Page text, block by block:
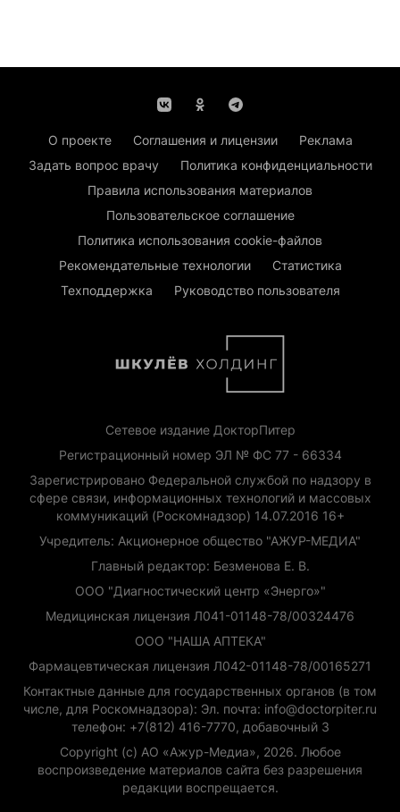
О проекте Соглашения и лицензии
Реклама
Задать вопрос врачу
Политика конфиденциальности
Правила использования материалов
Пользовательское соглашение
Политика использования cookie-файлов
Рекомендательные технологии
Статистика
Техподдержка
Руководство пользователя
Сетевое издание ДокторПитер
Регистрационный номер ЭЛ № ФС 77 - 66334
Зарегистрировано Федеральной службой по надзору в
сфере связи, информационных технологий и массовых
коммуникаций (Роскомнадзор) 14.07.2016 16+
Учредитель: Акционерное общество "АЖУР-МЕДИА"
Главный редактор: Безменова Е. В.
ООО "Диагностический центр «Энерго»"
Медицинская лицензия Л041-01148-78/00324476
ООО "НАША АПТЕКА"
Фармацевтическая лицензия Л042-01148-78/00165271
Контактные данные для государственных органов (в том
числе, для Роскомнадзора): Эл. почта: info@doctorpiter.ru
телефон: +7(812) 416-7770, добавочный 3
Copyright (с) АО «Ажур-Медиа», 2026. Любое
воспроизведение материалов сайта без разрешения
редакции воспрещается.